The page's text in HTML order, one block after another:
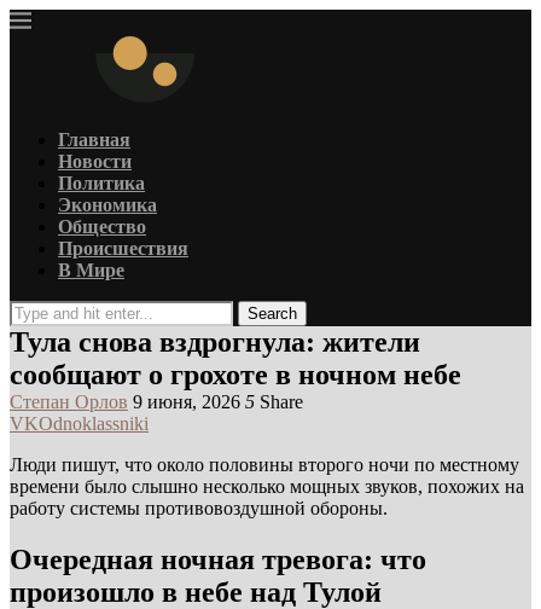
Главная
Новости
Политика
Экономика
Общество
Происшествия
В Мире
Search
Тула снова вздрогнула: жители
сообщают о грохоте в ночном небе
Степан Орлов 9 июня, 2026 5 Share
VKOdnoklassniki
Люди пишут, что около половины второго ночи по местному
времени было слышно несколько мощных звуков, похожих на
работу системы противовоздушной обороны.
Очередная ночная тревога: что
произошло в небе над Тулой